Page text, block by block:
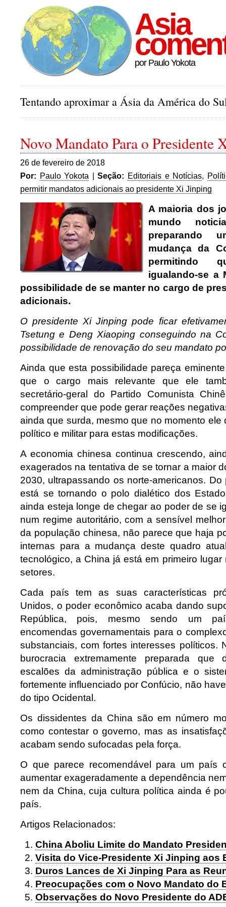
Asia
por Paulo Yokota
Tentando aproximar a Ásia da América do
Novo Mandato Para o Presidente
26 de fevereiro de 2018
Por: Paulo Yokota |Seção: Editoriais e Notícias,
permitir mandatos adicionais ao presidente Xi Jinping
A maioria dos
mundo
preparando
mudança da
permitindo
igualando-se a
possibilidade de se manter no cargo de
adicionais.
O presidente Xi Jinping pode ficar
Tsetung e Deng Xiaoping conseguindo na
possibilidade de renovação do seu mandato
Ainda que esta possibilidade pareça
que o cargo mais relevante que ele
secretário-geral do Partido Comunista
compreender que pode gerar reações
ainda que surda, mesmo que no momento ele
político e militar para estas modificações.
A economia chinesa continua crescendo,
exagerados na tentativa de se tornar a maior
2030, ultrapassando os norte-americanos. Do
está se tornando o polo dialético dos
ainda esteja longe de chegar ao poder de se
num regime autoritário, com a sensível
da população chinesa, não parece que haja
internas para a mudança deste quadro
tecnológico, a China já está em primeiro
setores.
Cada país tem as suas características
Unidos, o poder econômico acaba dando
República, pois, mesmo sendo um
encomendas governamentais para o
substanciais, com fortes interesses políticos.
burocracia extremamente preparada que
escalões da administração pública e o
fortemente influenciado por Confúcio, não
do tipo Ocidental.
Os dissidentes da China são em número
como contestar o governo, mas as
acabam sendo sufocadas pela força.
O que parece recomendável para um país
aumentar exageradamente a dependência
nem da China, cuja cultura política ainda é
país.
Artigos Relacionados:
China Aboliu Limite do Mandato
Visita do Vice-Presidente Xi Jinping aos
Duros Lances de Xi Jinping Para as
Preocupações com o Novo Mandato do
Observações do Novo Presidente do